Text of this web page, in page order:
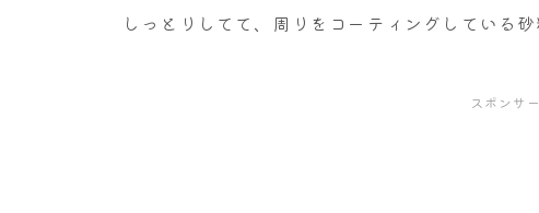
しっとりしてて、周りをコーティングしている
スポンサ